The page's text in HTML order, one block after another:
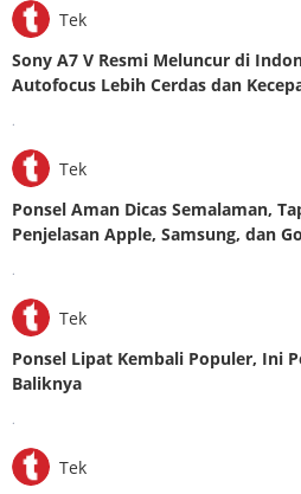
Tek
Sony A7 V Resmi Meluncur di
Autofocus Lebih Cerdas dan
.
Tek
Ponsel Aman Dicas Semalaman,
Penjelasan Apple, Samsung, dan
.
Tek
Ponsel Lipat Kembali Populer, Ini
Baliknya
.
Tek